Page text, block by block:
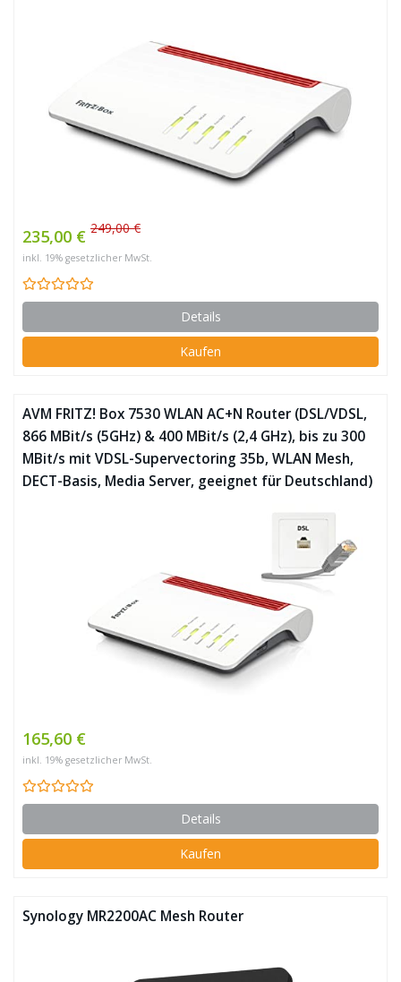
235,00 € 249,00 €
inkl. 19% gesetzlicher MwSt.
Details
Kaufen
AVM FRITZ! Box 7530 WLAN AC+N Router (DSL/VDSL,
866 MBit/s (5GHz) & 400 MBit/s (2,4 GHz), bis zu 300
MBit/s mit VDSL-Supervectoring 35b, WLAN Mesh,
DECT-Basis, Media Server, geeignet für Deutschland)
165,60 €
inkl. 19% gesetzlicher MwSt.
Details
Kaufen
Synology MR2200AC Mesh Router